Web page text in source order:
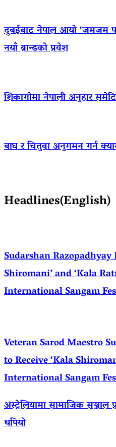
दुबईबाट नेपाल आयो ‘जमजम
नयाँ ब्रान्डको प्रवेश
शिकागोमा नेपाली अनुहार
बाघ र चितुवा अनुगमन गर्न
Headlines(English)
Sudarshan
Shiromani’ and ‘Kala
International Sangam
Veteran Sarod Maestro
to Receive ‘Kala
International Sangam
अस्ट्रेलियामा सामाजिक सञ्जाल
थपियो